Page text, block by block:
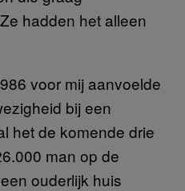
hadden het alleen
voor mij aanvoelde
bij een
het de komende drie
man op de
ouderlijk huis